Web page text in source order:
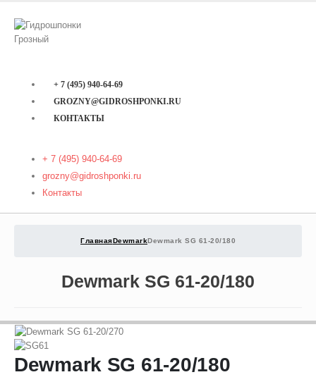
+ 7 (495) 940-64-69
GROZNY@GIDROSHPONKI.RU
КОНТАКТЫ
+ 7 (495) 940-64-69
grozny@gidroshponki.ru
Контакты
ГлавнаяDewmarkDewmark SG 61-20/180
Dewmark SG 61-20/180
Dewmark SG 61-20/180